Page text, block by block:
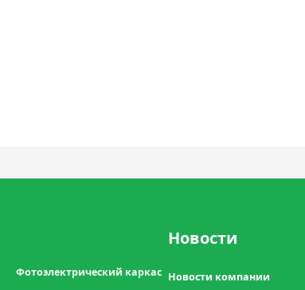
каркас
Новости
Новости компании